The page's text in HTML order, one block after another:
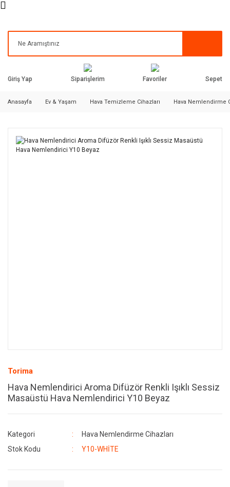
Giriş Yap Siparişlerim Favoriler Sepet
Anasayfa Ev & Yaşam Hava Temizleme Cihazları Hava Nemlendirme
Torima
Hava Nemlendirici Aroma Difüzör Renkli Işıklı Sessiz
Masaüstü Hava Nemlendirici Y10 Beyaz
Kategori
Hava Nemlendirme Cihazları
Stok Kodu
Y10-WHİTE